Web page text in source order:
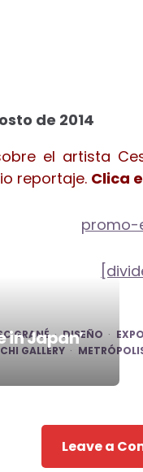
de 2014
el artista
reportaje. Clica
GRANÉ DISEÑO
GALLERY
in Japan’
Leave a